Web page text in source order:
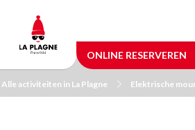
main
content
ONLINE RESERVEREN
Alle activiteiten in La Plagne Elektrische